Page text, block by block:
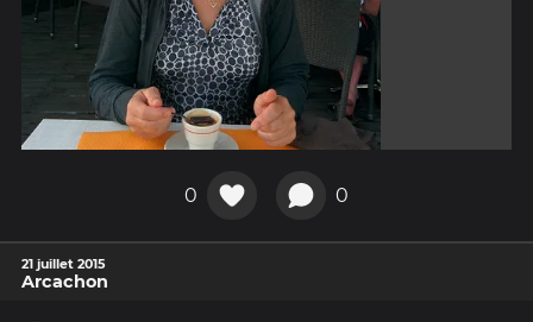
0 0
21 juillet 2015
Arcachon